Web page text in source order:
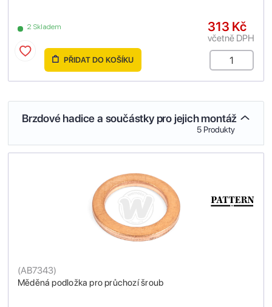
2 Skladem 313 Kč
včetně DPH
PŘIDAT DO KOŠÍKU
Brzdové hadice a součástky pro jejich montáž
5 Produkty
Měděná podložka pro průchozí šroub
(AB7343)